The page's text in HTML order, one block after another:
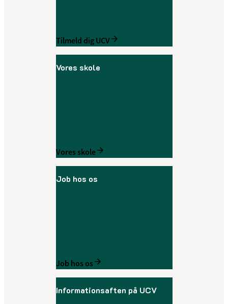
Tilmeld dig UCV
Vores skole
Vores skole
Job hos os
Job hos os
Informationsaften på UCV